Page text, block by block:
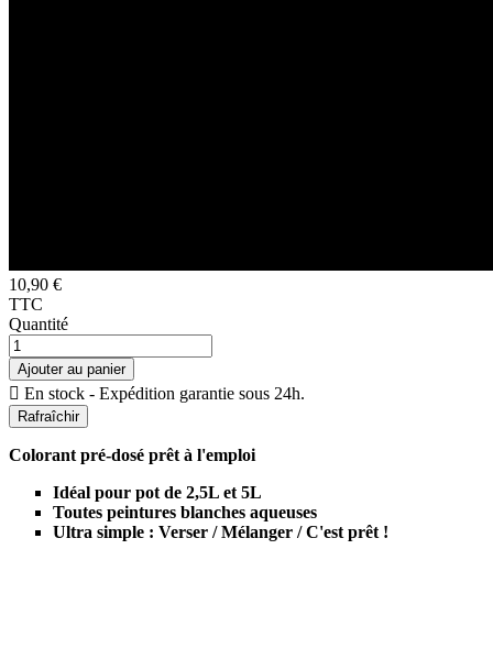
10,90 €
TTC
Quantité
Ajouter au panier
 En stock - Expédition garantie sous 24h.
Colorant pré-dosé prêt à l'emploi
Idéal pour pot de 2,5L et 5L
Toutes peintures blanches aqueuses
Ultra simple : Verser / Mélanger / C'est prêt !